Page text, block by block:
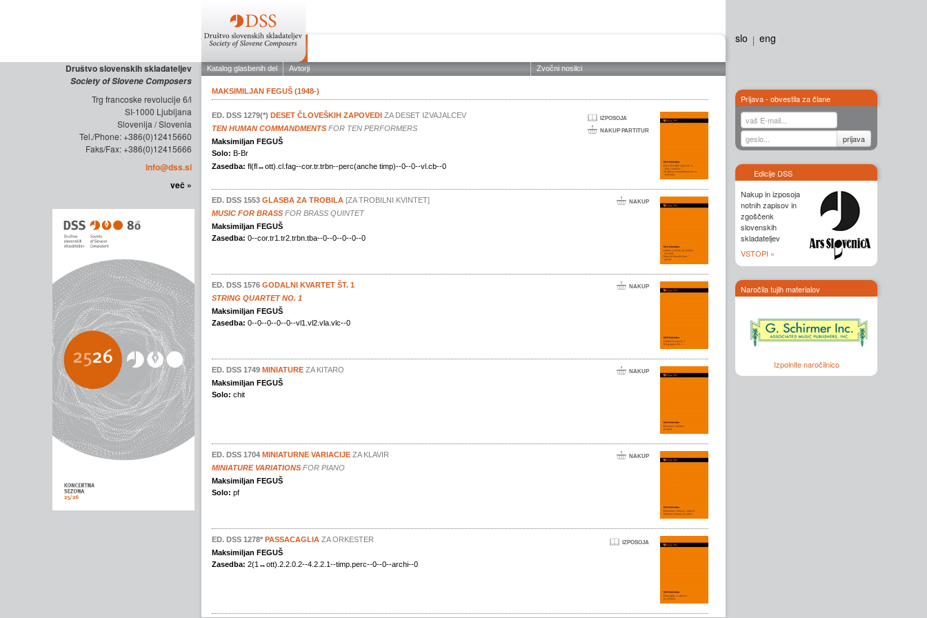
Društvo slovenskih skladateljev
Society of Slovene Composers
Trg francoske revolucije 6/l
SI-1000 Ljubljana
Slovenija / Slovenia
Tel./Phone: +386(0)12415660
Faks/Fax: +386(0)12415666
info@dss.si
več »
slo eng
Prijava - obvestila za člane
Edicije DSS
Nakup in izposoja
notnih zapisov in
zgoščenk
slovenskih
skladateljev
VSTOPI »
Naročila tujih materialov
Izpolnite naročilnico